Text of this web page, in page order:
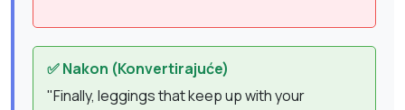
✅ Nakon (Konvertirajuće)
"Finally, leggings that keep up with your